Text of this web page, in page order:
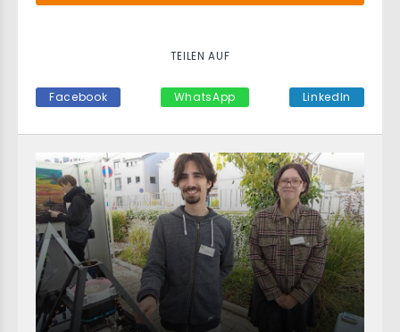
TEILEN AUF
Facebook WhatsApp LinkedIn